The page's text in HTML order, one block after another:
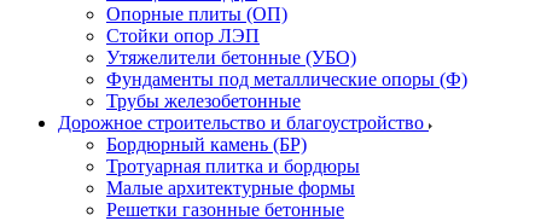
Опорные плиты (ОП)
Стойки опор ЛЭП
Утяжелители бетонные (УБО)
Фундаменты под металлические опоры (Ф)
Трубы железобетонные
Дорожное строительство и благоустройство
Бордюрный камень (БР)
Тротуарная плитка и бордюры
Малые архитектурные формы
Решетки газонные бетонные